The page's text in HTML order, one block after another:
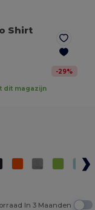
Shirt
-29%
dit magazijn
In 3 Maanden